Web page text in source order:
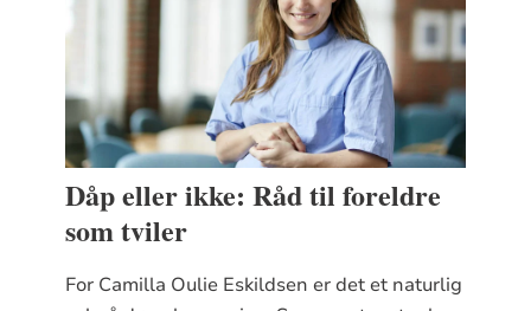
Dåp eller ikke: Råd til foreldre
som tviler
For Camilla Oulie Eskildsen er det et naturlig